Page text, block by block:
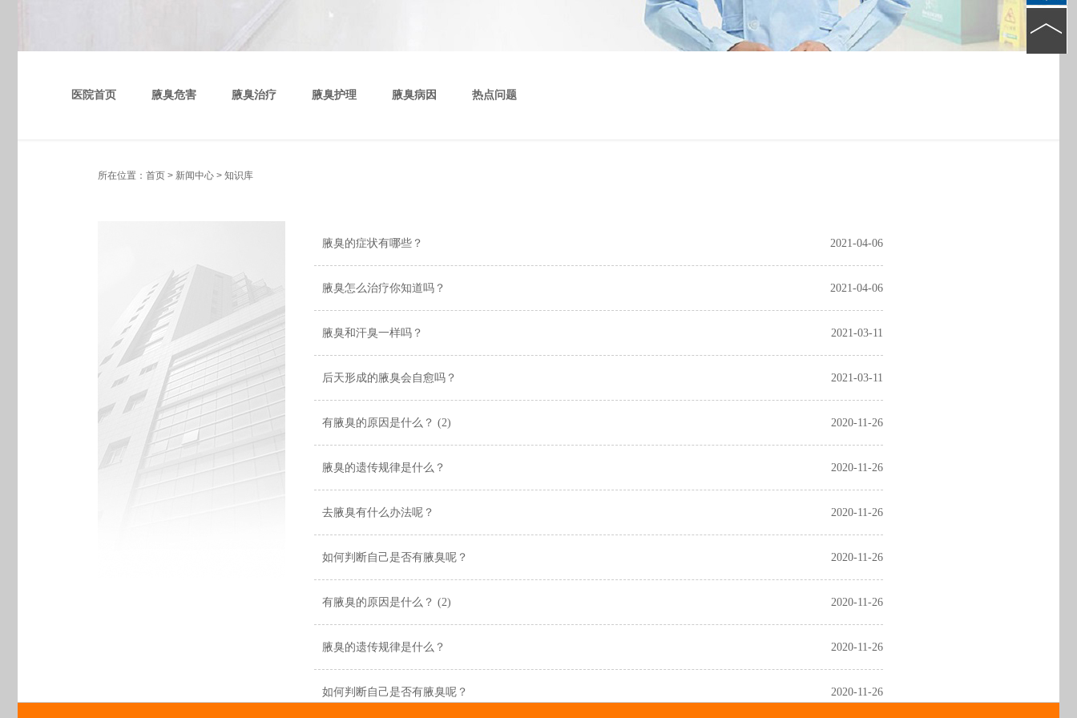
医院首页 腋臭危害 腋臭治疗 腋臭护理 腋臭病因 热点问题
所在位置： 首页 > 新闻中心 > 知识库
2021-04-06
腋臭的症状有哪些？
2021-04-06
腋臭怎么治疗你知道吗？
2021-03-11
腋臭和汗臭一样吗？
2021-03-11
后天形成的腋臭会自愈吗？
2020-11-26
有腋臭的原因是什么？ (2)
2020-11-26
腋臭的遗传规律是什么？
2020-11-26
去腋臭有什么办法呢？
2020-11-26
如何判断自己是否有腋臭呢？
2020-11-26
有腋臭的原因是什么？ (2)
2020-11-26
腋臭的遗传规律是什么？
2020-11-26
如何判断自己是否有腋臭呢？